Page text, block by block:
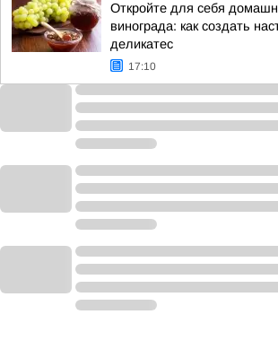
Откройте для себя
винограда: как создать
деликатес
17:10